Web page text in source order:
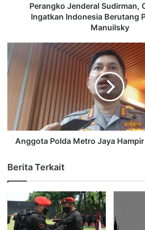
Perangko Jenderal Sudirman,
Ingatkan Indonesia Berutang
Manuilsky
Anggota Polda Metro Jaya
Berita Terkait